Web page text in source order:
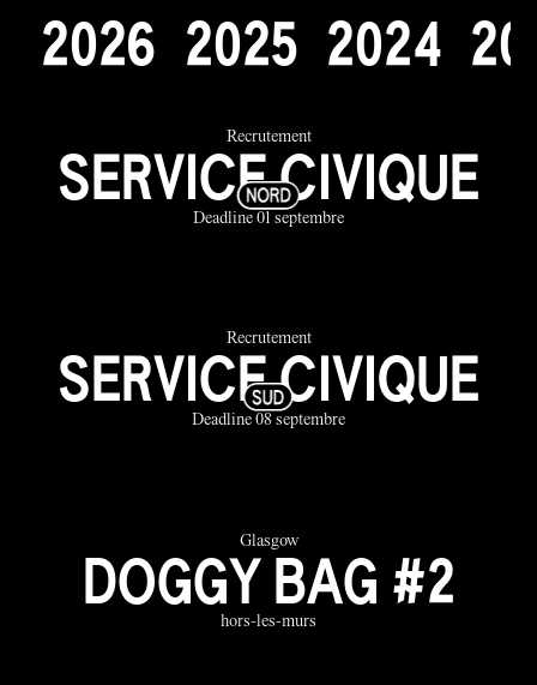
2026 2025 2024 20
Recrutement
SERVICE CIVIQUE
Deadline 01 septembre
Recrutement
SERVICE CIVIQUE
Deadline 08 septembre
Glasgow
DOGGY BAG #2
hors-les-murs